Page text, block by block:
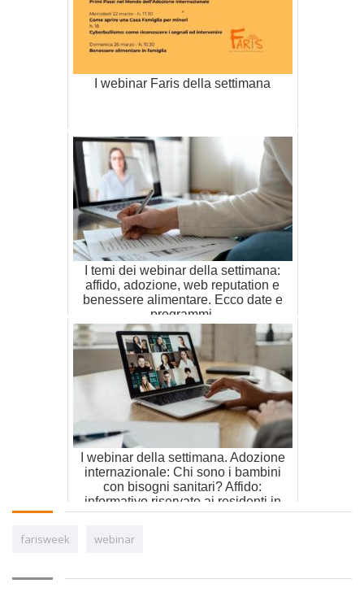
I webinar Faris della settimana
I temi dei webinar della settimana:
affido, adozione, web reputation e
benessere alimentare. Ecco date e
programmi.
I webinar della settimana. Adozione
internazionale: Chi sono i bambini
con bisogni sanitari? Affido:
informativo riservato ai residenti in
Lombardia
farisweek webinar